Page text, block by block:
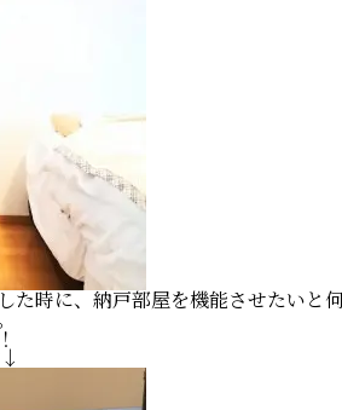
た時に、納戸部屋を機能させたいと